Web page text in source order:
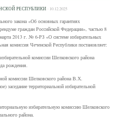
РЕСПУБЛИКИ · 10.12.2025
закона «Об основных гарантиях
граждан Российской Федерации», частью 8
2013 г. № 6-РЗ «О системе избирательных
комиссия Чеченской Республики постановляет:
комиссии Шелковского района
рождения.
комиссии Шелковского района В.Х.
заседание территориальной избирательной
избирательную комиссию Шелковского
района.